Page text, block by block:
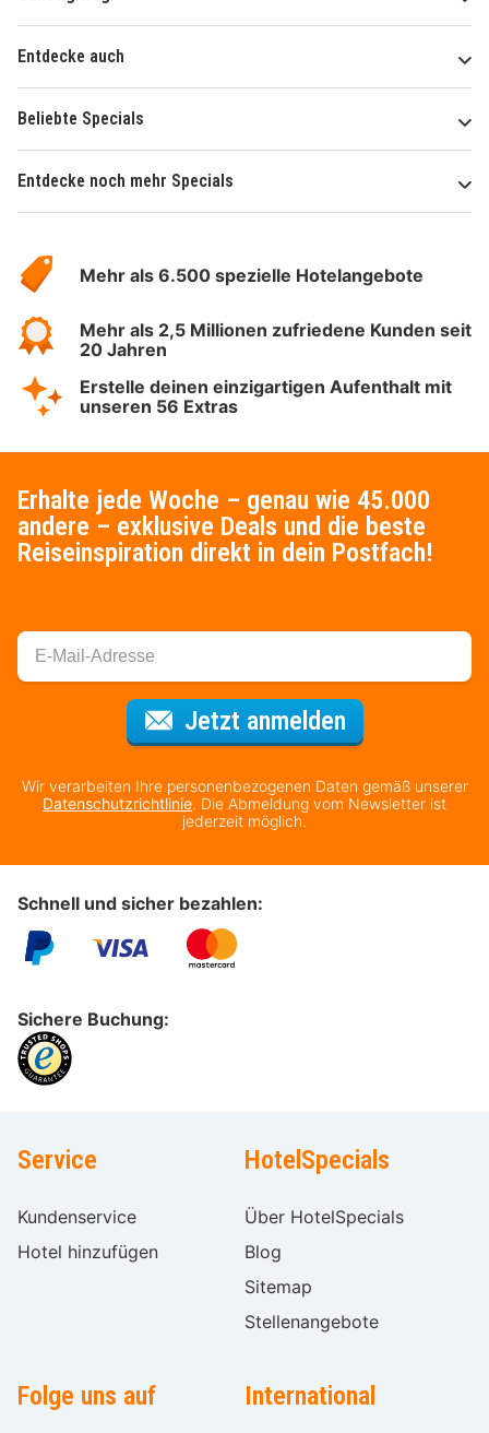
Entdecke auch
Beliebte Specials
Entdecke noch mehr Specials
Hotelspecials
Mehr als 6.500 spezielle Hotelangebote
Mehr als 2,5 Millionen zufriedene Kunden seit
20 Jahren
Erstelle deinen einzigartigen Aufenthalt mit
unseren 56 Extras
Erhalte jede Woche – genau wie 45.000
andere – exklusive Deals und die beste
Reiseinspiration direkt in dein Postfach!
Jetzt anmeldenFür den
Wir verarbeiten Ihre personenbezogenen Daten gemäß unserer
Datenschutzrichtlinie. Die Abmeldung vom Newsletter ist
jederzeit möglich.
Schnell und sicher bezahlen:
Sichere Buchung:
Service
Kundenservice
Hotel hinzufügen
HotelSpecials
Über HotelSpecials
Blog
Sitemap
Stellenangebote
Folge uns auf International